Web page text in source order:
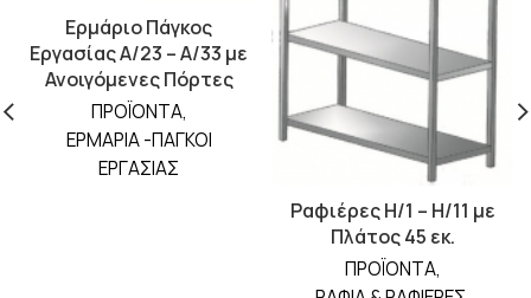
Ερμάριο Πάγκος
Εργασίας A/23 – A/33 με
Ανοιγόμενες Πόρτες
ΠΡΟΪΟΝΤΑ,
ΕΡΜΑΡΙΑ -ΠΑΓΚΟΙ
ΕΡΓΑΣΙΑΣ
Ραφιέρες Η/1 – Η/11 με
Πλάτος 45 εκ.
ΠΡΟΪΟΝΤΑ,